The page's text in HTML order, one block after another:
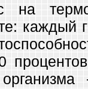
на
каждый